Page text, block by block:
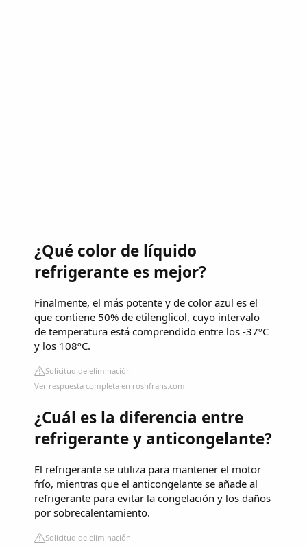
¿Qué color de líquido
refrigerante es mejor?
Finalmente, el más potente y de color azul es el
que contiene 50% de etilenglicol, cuyo intervalo
de temperatura está comprendido entre los -37ºC
y los 108ºC.
Solicitud de eliminación
Ver respuesta completa en roshfrans.com
¿Cuál es la diferencia entre
refrigerante y anticongelante?
El refrigerante se utiliza para mantener el motor
frío, mientras que el anticongelante se añade al
refrigerante para evitar la congelación y los daños
por sobrecalentamiento.
Solicitud de eliminación